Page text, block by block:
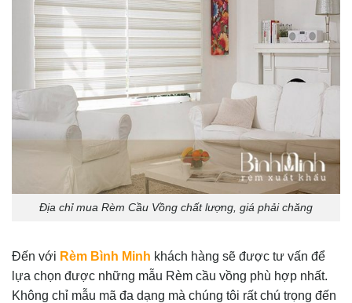
Địa chỉ mua Rèm Cầu Vồng chất lượng, giá phải chăng
Đến với Rèm Bình Minh khách hàng sẽ được tư vấn để
lựa chọn được những mẫu Rèm cầu vồng phù hợp nhất.
Không chỉ mẫu mã đa dạng mà chúng tôi rất chú trọng đến